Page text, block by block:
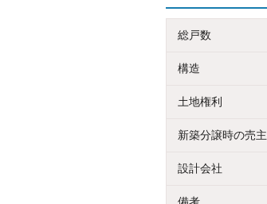
総戸数
構造
土地権利
新築分譲時の売主
設計会社
備考